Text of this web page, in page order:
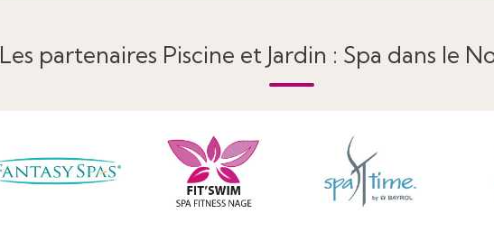
Les partenaires Piscine et Jardin : Spa dans le